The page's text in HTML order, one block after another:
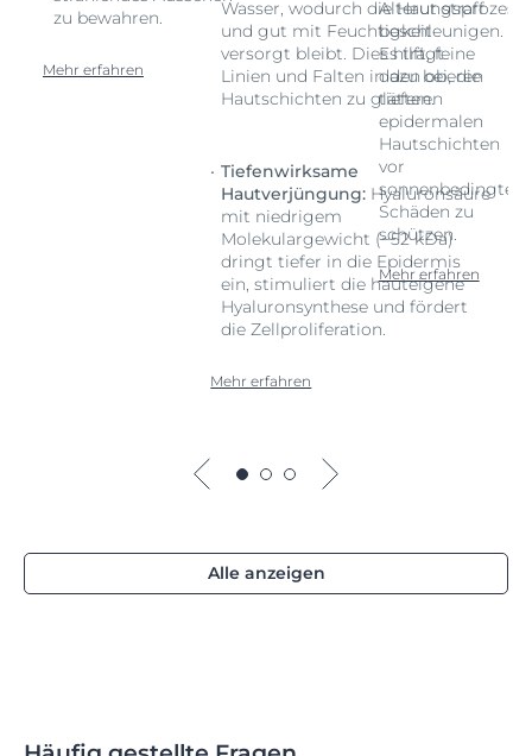
zu bewahren.
Mehr erfahren
Wasser, wodurch die Haut straff
und gut mit Feuchtigkeit
versorgt bleibt. Dies hilft, feine
Linien und Falten in den oberen
Hautschichten zu glätten.
Tiefenwirksame
Hautverjüngung: Hyaluronsäure
mit niedrigem
Molekulargewicht (~52 kDa)
dringt tiefer in die Epidermis
ein, stimuliert die hauteigene
Hyaluronsynthese und fördert
die Zellproliferation.
Mehr erfahren
Alterungsprozess
beschleunigen.
Es trägt
dazu bei, die
tieferen
epidermalen
Hautschichten
vor
sonnenbedingten
Schäden zu
schützen.
Mehr erfahren
Alle anzeigen